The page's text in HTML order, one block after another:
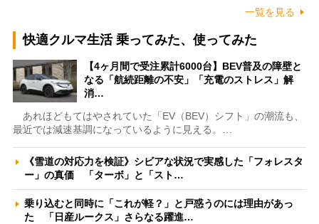
一覧を見る
快適クルマ生活 乗ってみた、使ってみた
【4ヶ月間で受注累計6000台】BEV普及の障壁と
なる「航続距離の不安」「充電のストレス」解
消…
あれほどもてはやされていた「EV（BEV）シフト」の潮流も、
最近では減速基調になっているように見える。…
《雪道の対応力を検証》シビアな状況で実感した「フォレスタ
ー」の真価 「ターボ」と「スト…
乗り込むと同時に「これが軽？」と戸惑うのには理由があっ
た 「日産ルークス」さらなる躍進…